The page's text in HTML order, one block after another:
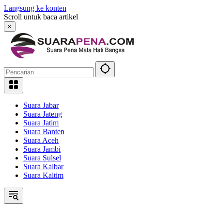
Langsung ke konten
Scroll untuk baca artikel
×
Suara Jabar
Suara Jateng
Suara Jatim
Suara Banten
Suara Aceh
Suara Jambi
Suara Sulsel
Suara Kalbar
Suara Kaltim